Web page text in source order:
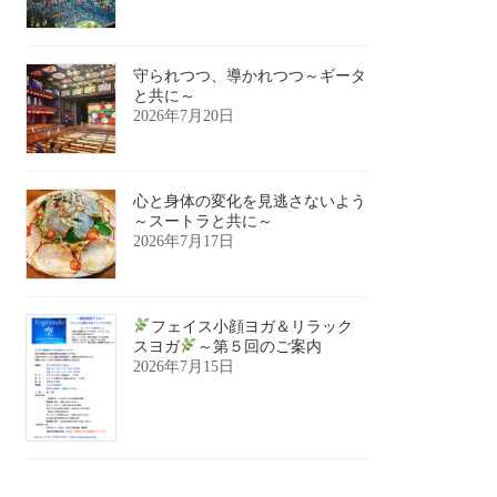
守られつつ、導かれつつ～ギータ
と共に～
2026年7月20日
心と身体の変化を見逃さないよう
～スートラと共に～
2026年7月17日
フェイス小顔ヨガ＆リラック
スヨガ
～第５回のご案内
2026年7月15日